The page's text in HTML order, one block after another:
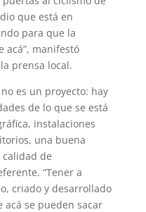
que está en
para que la
acá”, manifestó
prensa local.
es un proyecto: hay
de lo que se está
instalaciones
una buena
de
“Tener a
criado y desarrollado
se pueden sacar